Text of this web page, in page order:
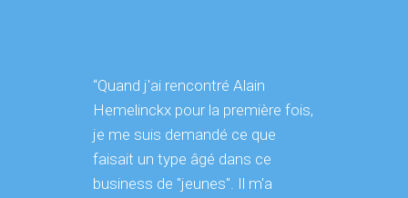
“Quand j'ai rencontré Alain
Hemelinckx pour la première fois,
je me suis demandé ce que
faisait un type âgé dans ce
business de "jeunes". Il m'a